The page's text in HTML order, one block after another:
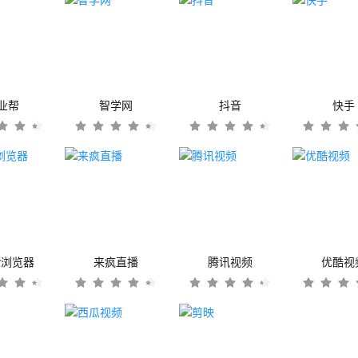
帮 智学网 抖音 快手
览器 来疯直播 腾讯视频 优酷视